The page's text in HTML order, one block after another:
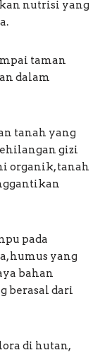
nutrisi yang
taman
dalam
tanah yang
gizi
organik, tanah
pada
humus yang
bahan
berasal dari
di hutan,